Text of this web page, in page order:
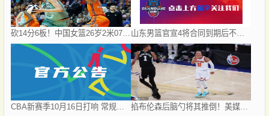
砍14分6板！中国女篮26岁2米07王牌闪耀WNBA：正负值第1当MVP绝配 山东男篮官宣4将合同到期后不再续约：感恩相伴 逐梦前行